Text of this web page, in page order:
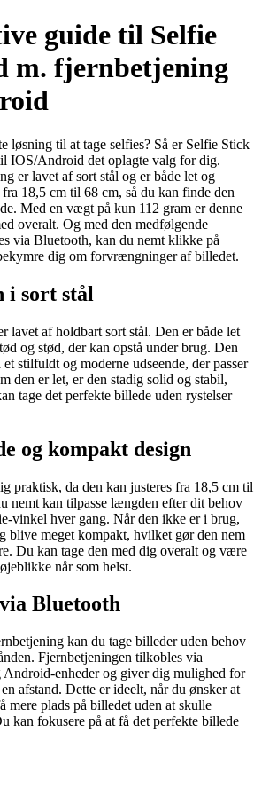
guide til Selfie
m. fjernbetjening
løsning til at tage selfies? Så er Selfie Stick
IOS/Android det oplagte valg for dig.
er lavet af sort stål og er både let og
18,5 cm til 68 cm, så du kan finde den
Med en vægt på kun 112 gram er denne
overalt. Og med den medfølgende
via Bluetooth, kan du nemt klikke på
dig om forvrængninger af billedet.
i sort stål
lavet af holdbart sort stål. Den er både let
og stød, der kan opstå under brug. Den
stilfuldt og moderne udseende, der passer
den er let, er den stadig solid og stabil,
tage det perfekte billede uden rystelser
og kompakt design
praktisk, da den kan justeres fra 18,5 cm til
nemt kan tilpasse længden efter dit behov
vinkel hver gang. Når den ikke er i brug,
blive meget kompakt, hvilket gør den nem
Du kan tage den med dig overalt og være
når som helst.
Bluetooth
kan du tage billeder uden behov
Fjernbetjeningen tilkobles via
enheder og giver dig mulighed for
afstand. Dette er ideelt, når du ønsker at
mere plads på billedet uden at skulle
kan fokusere på at få det perfekte billede